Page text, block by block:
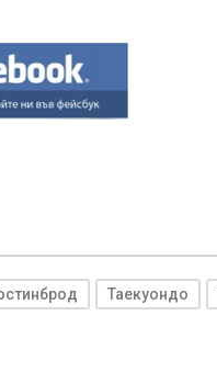
Таекуондо